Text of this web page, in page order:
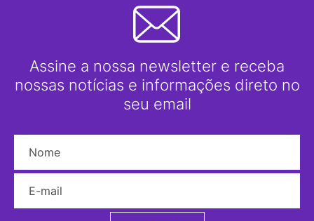
Assine a nossa newsletter e receba
nossas notícias e informações direto no
seu email